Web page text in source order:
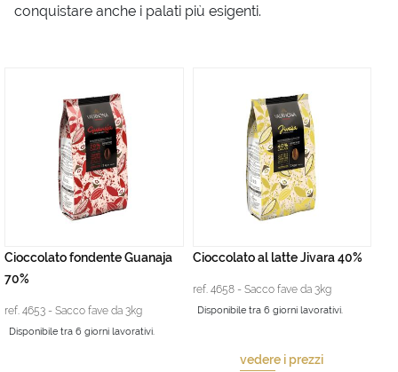
conquistare anche i palati più esigenti.
Cioccolato fondente Guanaja
70%
ref. 4653 - Sacco fave da 3kg
Disponibile tra 6 giorni lavorativi.
Cioccolato al latte Jivara 40%
ref. 4658 - Sacco fave da 3kg
Disponibile tra 6 giorni lavorativi.
vedere i prezzi